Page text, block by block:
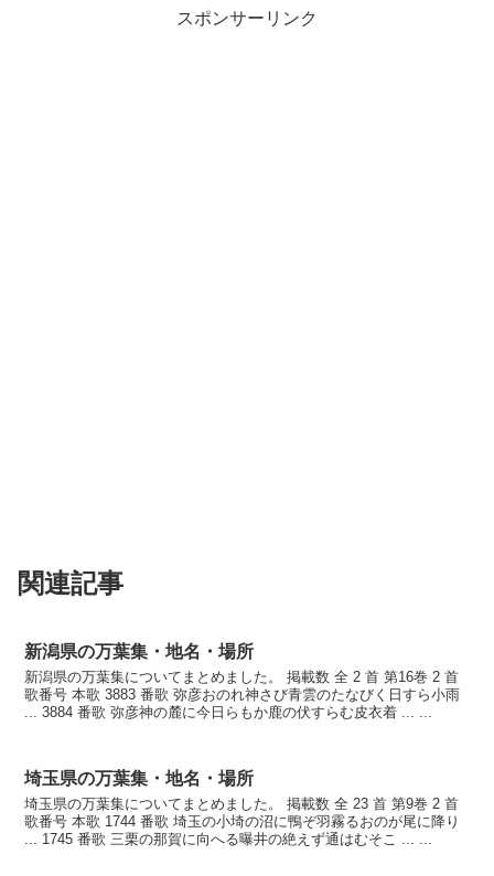
スポンサーリンク
関連記事
新潟県の万葉集・地名・場所
新潟県の万葉集についてまとめました。 掲載数 全 2 首 第16巻 2 首
歌番号 本歌 3883 番歌 弥彦おのれ神さび青雲のたなびく日すら小雨
... 3884 番歌 弥彦神の麓に今日らもか鹿の伏すらむ皮衣着 ... ...
埼玉県の万葉集・地名・場所
埼玉県の万葉集についてまとめました。 掲載数 全 23 首 第9巻 2 首
歌番号 本歌 1744 番歌 埼玉の小埼の沼に鴨ぞ羽霧るおのが尾に降り
... 1745 番歌 三栗の那賀に向へる曝井の絶えず通はむそこ ... ...